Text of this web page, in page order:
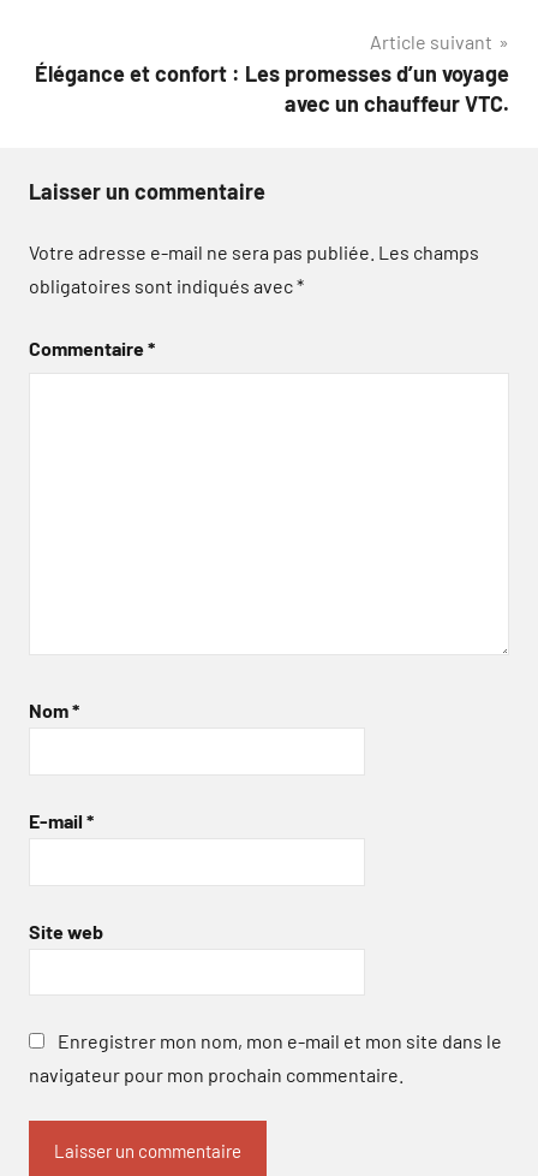
Article suivant
Élégance et confort : Les promesses d’un voyage
avec un chauffeur VTC.
Laisser un commentaire
Votre adresse e-mail ne sera pas publiée. Les champs
obligatoires sont indiqués avec*
Commentaire*
Nom*
E-mail *
Site web
Enregistrer mon nom, mon e-mail et mon site dans le
navigateur pour mon prochain commentaire.